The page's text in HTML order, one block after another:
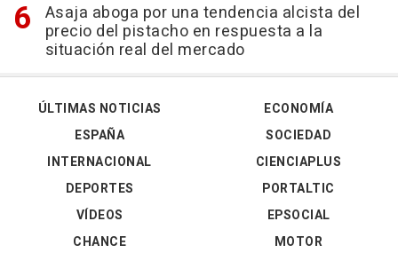
Asaja aboga por una tendencia alcista del
precio del pistacho en respuesta a la
situación real del mercado
ÚLTIMAS NOTICIAS
ESPAÑA
INTERNACIONAL
DEPORTES
VÍDEOS
ECONOMÍA
SOCIEDAD
CIENCIAPLUS
PORTALTIC
EPSOCIAL
CHANCE
MOTOR